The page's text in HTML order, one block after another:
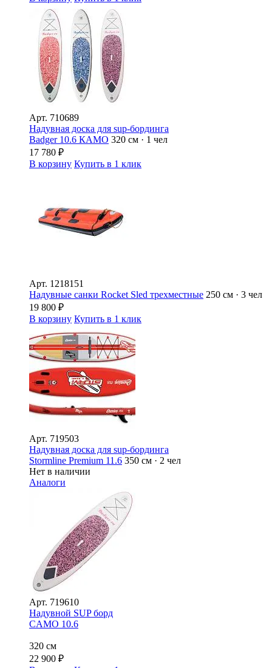
Арт. 710689
Надувная доска для sup-бординга
Badger 10.6 КАМО 320 см · 1 чел
17 780 ₽
В корзину Купить в 1 клик
Арт. 1218151
Надувные санки Rocket Sled трехместные 250 см · 3 чел
19 800 ₽
В корзину Купить в 1 клик
Арт. 719503
Надувная доска для sup-бординга
Stormline Premium 11.6 350 см · 2 чел
Нет в наличии
Аналоги
Арт. 719610
Надувной SUP борд
CAMO 10.6
320 см
22 900 ₽